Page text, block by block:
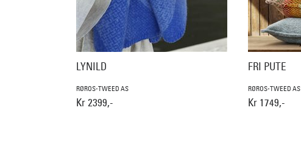
LYNILD
RØROS-TWEED AS
Kr 2399,-
FRI PUTE
RØROS-TWEED AS
Kr 1749,-